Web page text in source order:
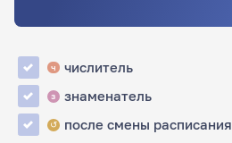
ч числитель
з знаменатель
↺ после смены расписания